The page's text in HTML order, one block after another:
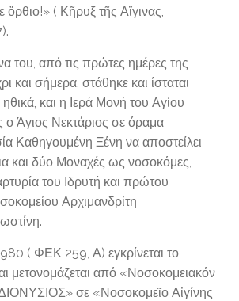
ὄρθιο!» ( Κῆρυξ τῆς Αἴγινας,
του, από τις πρώτες ημέρες της
και σήμερα, στάθηκε και ίσταται
και η Ιερά Μονή του Αγίου
ο Άγιος Νεκτάριος σε όραμα
Καθηγουμένη Ξένη να αποστείλει
και δύο Μοναχές ως νοσοκόμες,
του Ιδρυτή και πρώτου
Αρχιμανδρίτη
( ΦΕΚ 259, Α) εγκρίνεται το
μετονομάζεται από «Νοσοκομειακόν
σε «Νοσοκομεῖο Αἰγίνης